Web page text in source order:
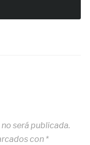
será publicada.
con *